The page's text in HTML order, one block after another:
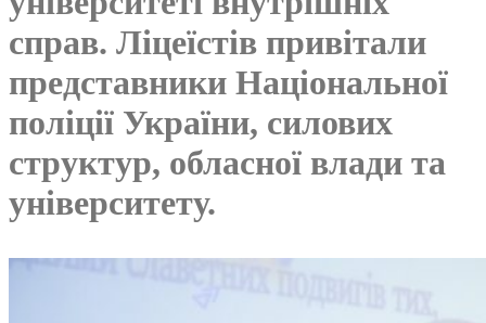
справ. Ліцеїстів привітали
представники Національної
поліції України, силових
структур, обласної влади та
університету.